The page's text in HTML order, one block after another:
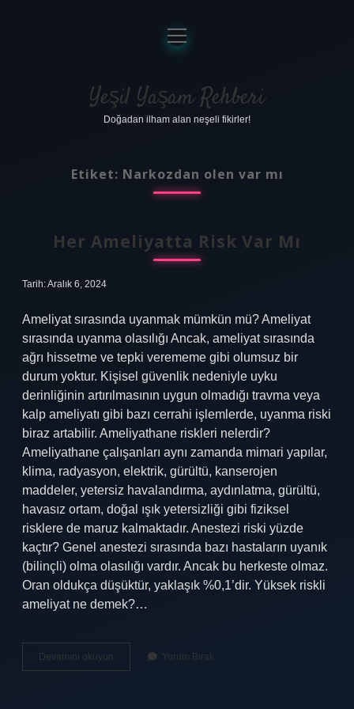
Anasayfa
Gizlilik Politikası
Yasal Uyarı
menüyü
aç
Yeşil Yaşam Rehberi
Doğadan ilham alan neşeli fikirler!
Etiket: Narkozdan olen var mı
Her Ameliyatta Risk Var Mı
Tarih: Aralık 6, 2024
Ameliyat sırasında uyanmak mümkün mü? Ameliyat
sırasında uyanma olasılığı Ancak, ameliyat sırasında
ağrı hissetme ve tepki verememe gibi olumsuz bir
durum yoktur. Kişisel güvenlik nedeniyle uyku
derinliğinin artırılmasının uygun olmadığı travma veya
kalp ameliyatı gibi bazı cerrahi işlemlerde, uyanma riski
biraz artabilir. Ameliyathane riskleri nelerdir?
Ameliyathane çalışanları aynı zamanda mimari yapılar,
klima, radyasyon, elektrik, gürültü, kanserojen
maddeler, yetersiz havalandırma, aydınlatma, gürültü,
havasız ortam, doğal ışık yetersizliği gibi fiziksel
risklere de maruz kalmaktadır. Anestezi riski yüzde
kaçtır? Genel anestezi sırasında bazı hastaların uyanık
(bilinçli) olma olasılığı vardır. Ancak bu herkeste olmaz.
Oran oldukça düşüktür, yaklaşık %0,1’dir. Yüksek riskli
ameliyat ne demek?…
Devamını okuyun
Ameliyatta
Yorum Bırak